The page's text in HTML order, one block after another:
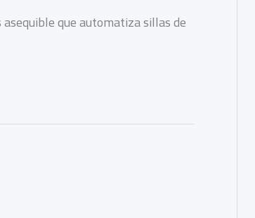
que automatiza sillas de